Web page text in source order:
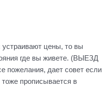
устраивают цены, то вы
где вы живете. (ВЫЕЗД
дает совет если
тоже прописывается в